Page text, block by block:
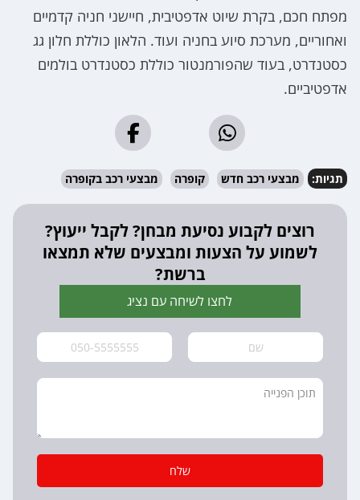
מפתח חכם, בקרת שיוט אדפטיבית, חיישני חניה קדמיים
ואחוריים, מערכת סיוע בחניה ועוד. הלאון כוללת חלון גג
כסטנדרט, בעוד שהפורמנטור כוללת כסטנדרט בולמים
אדפטיביים.
תגיות: מבצעי רכב חדש קופרה מבצעי רכב בקופרה
רוצים לקבוע נסיעת מבחן? לקבל ייעוץ?
לשמוע על הצעות ומבצעים שלא תמצאו
ברשת?
לחצו לשיחה עם נציג
שלח